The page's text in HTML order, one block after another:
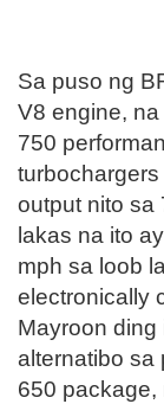
Sa puso ng
V8 engine,
750
output nito sa
lakas na ito
mph sa loob
electronically
Mayroon
alternatibo sa
650 package,